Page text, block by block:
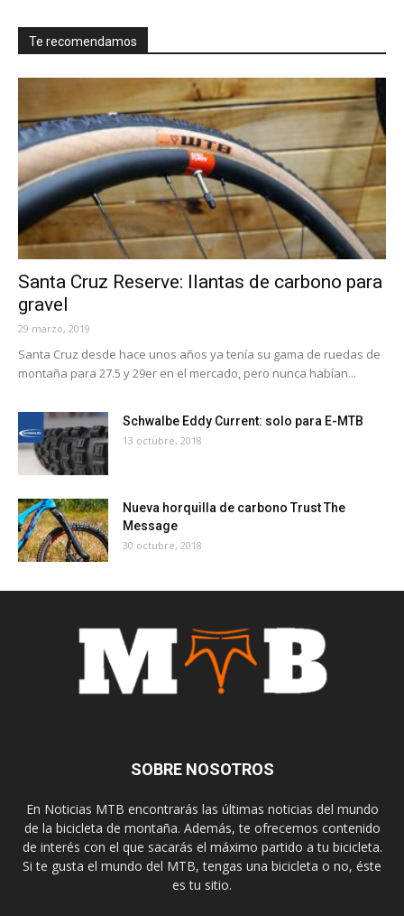
Te recomendamos
Santa Cruz Reserve: llantas de carbono para
gravel
29 marzo, 2019
Santa Cruz desde hace unos años ya tenía su gama de ruedas de
montaña para 27.5 y 29er en el mercado, pero nunca habían...
Schwalbe Eddy Current: solo para E-MTB
13 octubre, 2018
Nueva horquilla de carbono Trust The
Message
30 octubre, 2018
SOBRE NOSOTROS
En Noticias MTB encontrarás las últimas noticias del mundo
de la bicicleta de montaña. Además, te ofrecemos contenido
de interés con el que sacarás el máximo partido a tu bicicleta.
Si te gusta el mundo del MTB, tengas una bicicleta o no, éste
es tu sitio.